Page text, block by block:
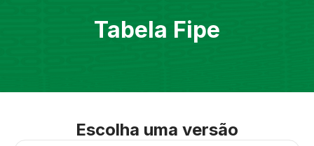
Tabela Fipe
Escolha uma versão